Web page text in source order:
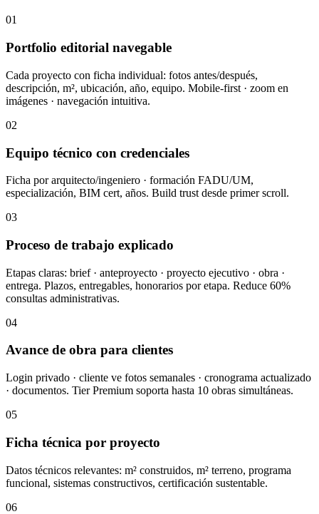
01
Portfolio editorial navegable
Cada proyecto con ficha individual: fotos antes/después,
descripción, m², ubicación, año, equipo. Mobile-first · zoom en
imágenes · navegación intuitiva.
02
Equipo técnico con credenciales
Ficha por arquitecto/ingeniero · formación FADU/UM,
especialización, BIM cert, años. Build trust desde primer scroll.
03
Proceso de trabajo explicado
Etapas claras: brief · anteproyecto · proyecto ejecutivo · obra ·
entrega. Plazos, entregables, honorarios por etapa. Reduce 60%
consultas administrativas.
04
Avance de obra para clientes
Login privado · cliente ve fotos semanales · cronograma actualizado
· documentos. Tier Premium soporta hasta 10 obras simultáneas.
05
Ficha técnica por proyecto
Datos técnicos relevantes: m² construidos, m² terreno, programa
funcional, sistemas constructivos, certificación sustentable.
06